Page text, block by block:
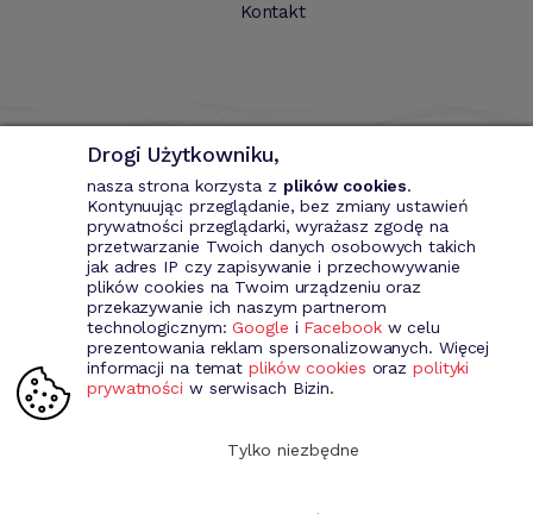
Kontakt
Bizin - System wspomagający przedsiębiorce. Wystawianie
dokumentów przychodowych (faktury VAT, fakury marża, faktury
MP, rachunki itd.). Rejestr kontrahentów wraz z rozbudowaną
analizą, gospodarka magazynowa, środki trwale, analiza sprzedaży i
kosztów prowadzenia działalności itd.
Drogi Użytkowniku,
nasza strona korzysta z plików cookies.
Kontynuując przeglądanie, bez zmiany ustawień
prywatności przeglądarki, wyrażasz zgodę na
przetwarzanie Twoich danych osobowych takich
jak adres IP czy zapisywanie i przechowywanie
plików cookies na Twoim urządzeniu oraz
przekazywanie ich naszym partnerom
technologicznym:Google i Facebookw celu
prezentowania reklam spersonalizowanych. Więcej
informacji na tematplików cookies orazpolityki
prywatności w serwisach Bizin.
Tylko niezbędne